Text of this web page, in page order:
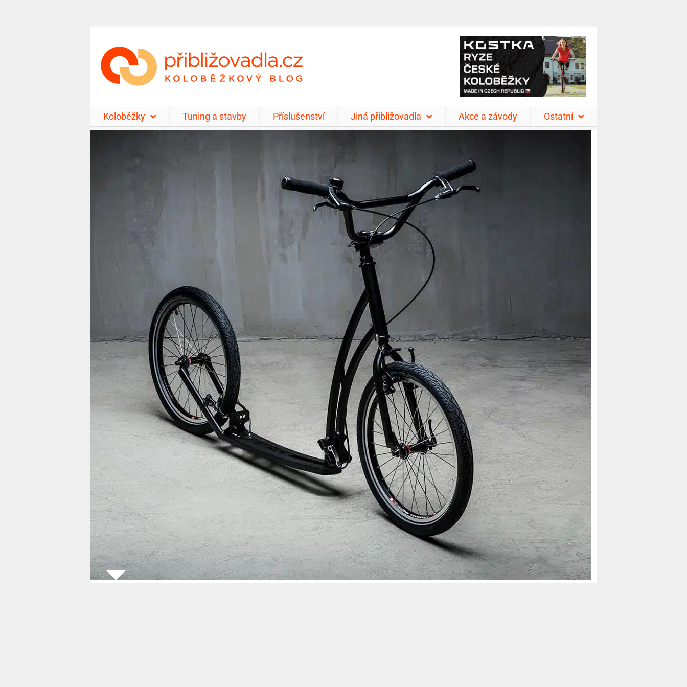
Koloběžky Tuning a stavby Příslušenství Jiná přibližovadla Akce a závody Ostatní